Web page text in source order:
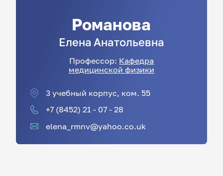
Романова
Елена Анатольевна
Профессор: Кафедра
медицинской физики
3 учебный корпус, ком. 55
+7 (8452) 21 - 07 - 28
elena_rmnv@yahoo.co.uk